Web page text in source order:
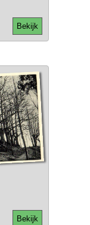
Bekijk
Bekijk